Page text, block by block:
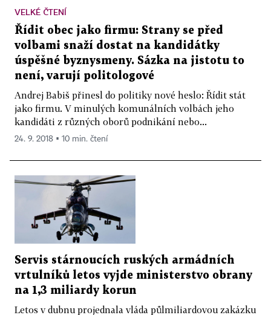
VELKÉ ČTENÍ
Řídit obec jako firmu: Strany se před
volbami snaží dostat na kandidátky
úspěšné byznysmeny. Sázka na jistotu to
není, varují politologové
Andrej Babiš přinesl do politiky nové heslo: Řídit stát
jako firmu. V minulých komunálních volbách jeho
kandidáti z různých oborů podnikání nebo...
24. 9. 2018 ▪ 10 min. čtení
Servis stárnoucích ruských armádních
vrtulníků letos vyjde ministerstvo obrany
na 1,3 miliardy korun
Letos v dubnu projednala vláda půlmiliardovou zakázku